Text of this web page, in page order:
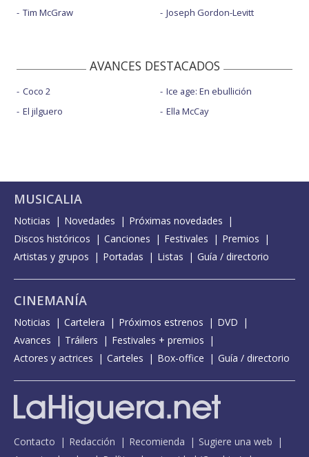
Tim McGraw
Joseph Gordon-Levitt
AVANCES DESTACADOS
Coco 2
El jilguero
Ice age: En ebullición
Ella McCay
MUSICALIA
Noticias Novedades
Próximas novedades
Discos históricos
Canciones Festivales
Premios
Artistas y grupos
Portadas Listas Guía / directorio
CINEMANÍA
Noticias Cartelera Próximos estrenos
DVD
Avances
Tráilers
Festivales + premios
Actores y actrices
Carteles Box-office Guía / directorio
Contacto Redacción Recomienda
Sugiere una web